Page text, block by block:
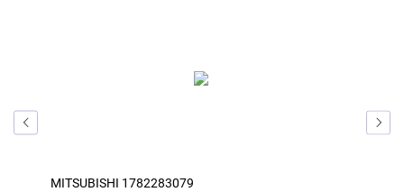
MITSUBISHI 1782283079